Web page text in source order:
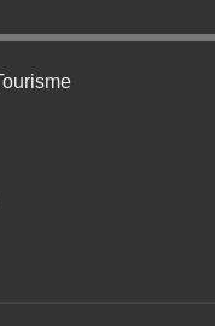
bas de page 4